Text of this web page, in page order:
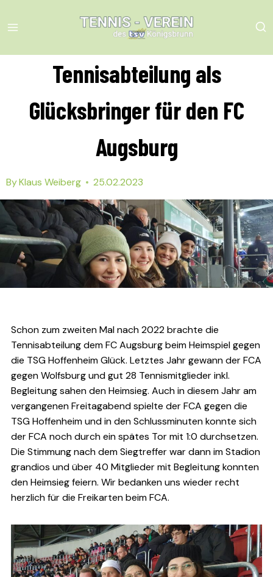
to
Tennisabteilung als
Glücksbringer für den FC
Augsburg
ByKlaus Weiberg 25.02.2023
Schon zum zweiten Mal nach 2022 brachte die
Tennisabteilung dem FC Augsburg beim Heimspiel gegen
die TSG Hoffenheim Glück. Letztes Jahr gewann der FCA
gegen Wolfsburg und gut 28 Tennismitglieder inkl.
Begleitung sahen den Heimsieg. Auch in diesem Jahr am
vergangenen Freitagabend spielte der FCA gegen die
TSG Hoffenheim und in den Schlussminuten konnte sich
der FCA noch durch ein spätes Tor mit 1:0 durchsetzen.
Die Stimmung nach dem Siegtreffer war dann im Stadion
grandios und über 40 Mitglieder mit Begleitung konnten
den Heimsieg feiern. Wir bedanken uns wieder recht
herzlich für die Freikarten beim FCA.